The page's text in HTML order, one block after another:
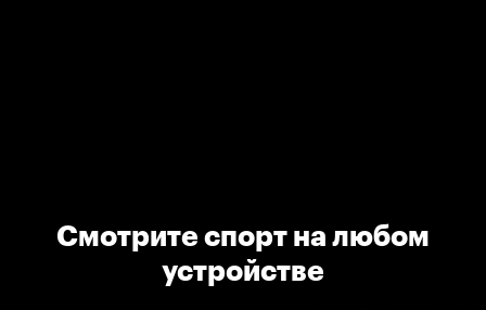
Смотрите спорт на любом
устройстве